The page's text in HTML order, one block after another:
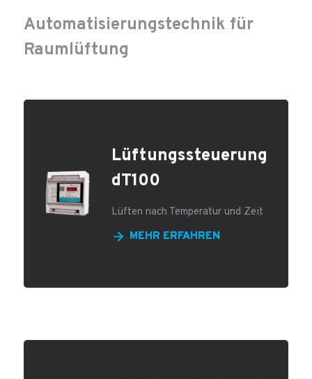
Automatisierungstechnik für
Raumlüftung
Lüftungssteuerung
dT100
Lüften nach Temperatur und Zeit
MEHR ERFAHREN